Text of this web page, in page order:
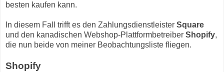
besten kaufen kann.
In diesem Fall trifft es den Zahlungsdienstleister Square
und den kanadischen Webshop-Plattformbetreiber Shopify,
die nun beide von meiner Beobachtungsliste fliegen.
Shopify